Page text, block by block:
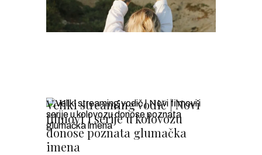
Veliki streaming vodič | Novi
filmovi i serije u kolovozu
donose poznata glumačka
imena